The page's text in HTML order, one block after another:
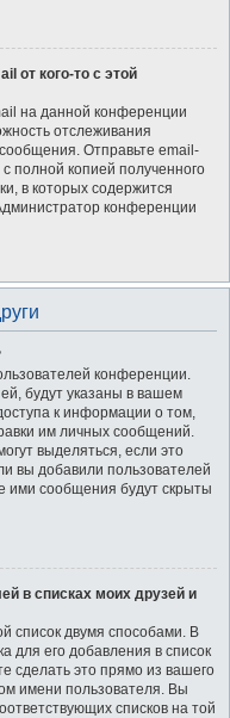
от кого-то с этой
на данной конференции
отслеживания
Отправьте email-
полной копией полученного
в которых содержится
конференции
конференции.
будут указаны в вашем
к информации о том,
им личных сообщений.
выделяться, если это
вы добавили пользователей
ими сообщения будут скрыты
в списках моих друзей и
список двумя способами. В
для его добавления в список
сделать это прямо из вашего
имени пользователя. Вы
списков на той